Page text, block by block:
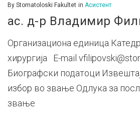
By Stomatoloski Fakultet in Асистент
ас. д-р Владимир
Организациона единица
хирургија E-mail
Биографски податоци
избор во звање Одлука за
звање